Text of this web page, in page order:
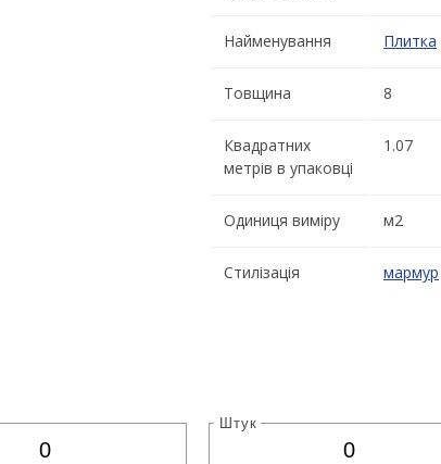
Найменування Плитка
Товщина 8
Квадратних
метрів в упаковці
1.07
Одиниця виміру м2
Стилізація мармур
Штук